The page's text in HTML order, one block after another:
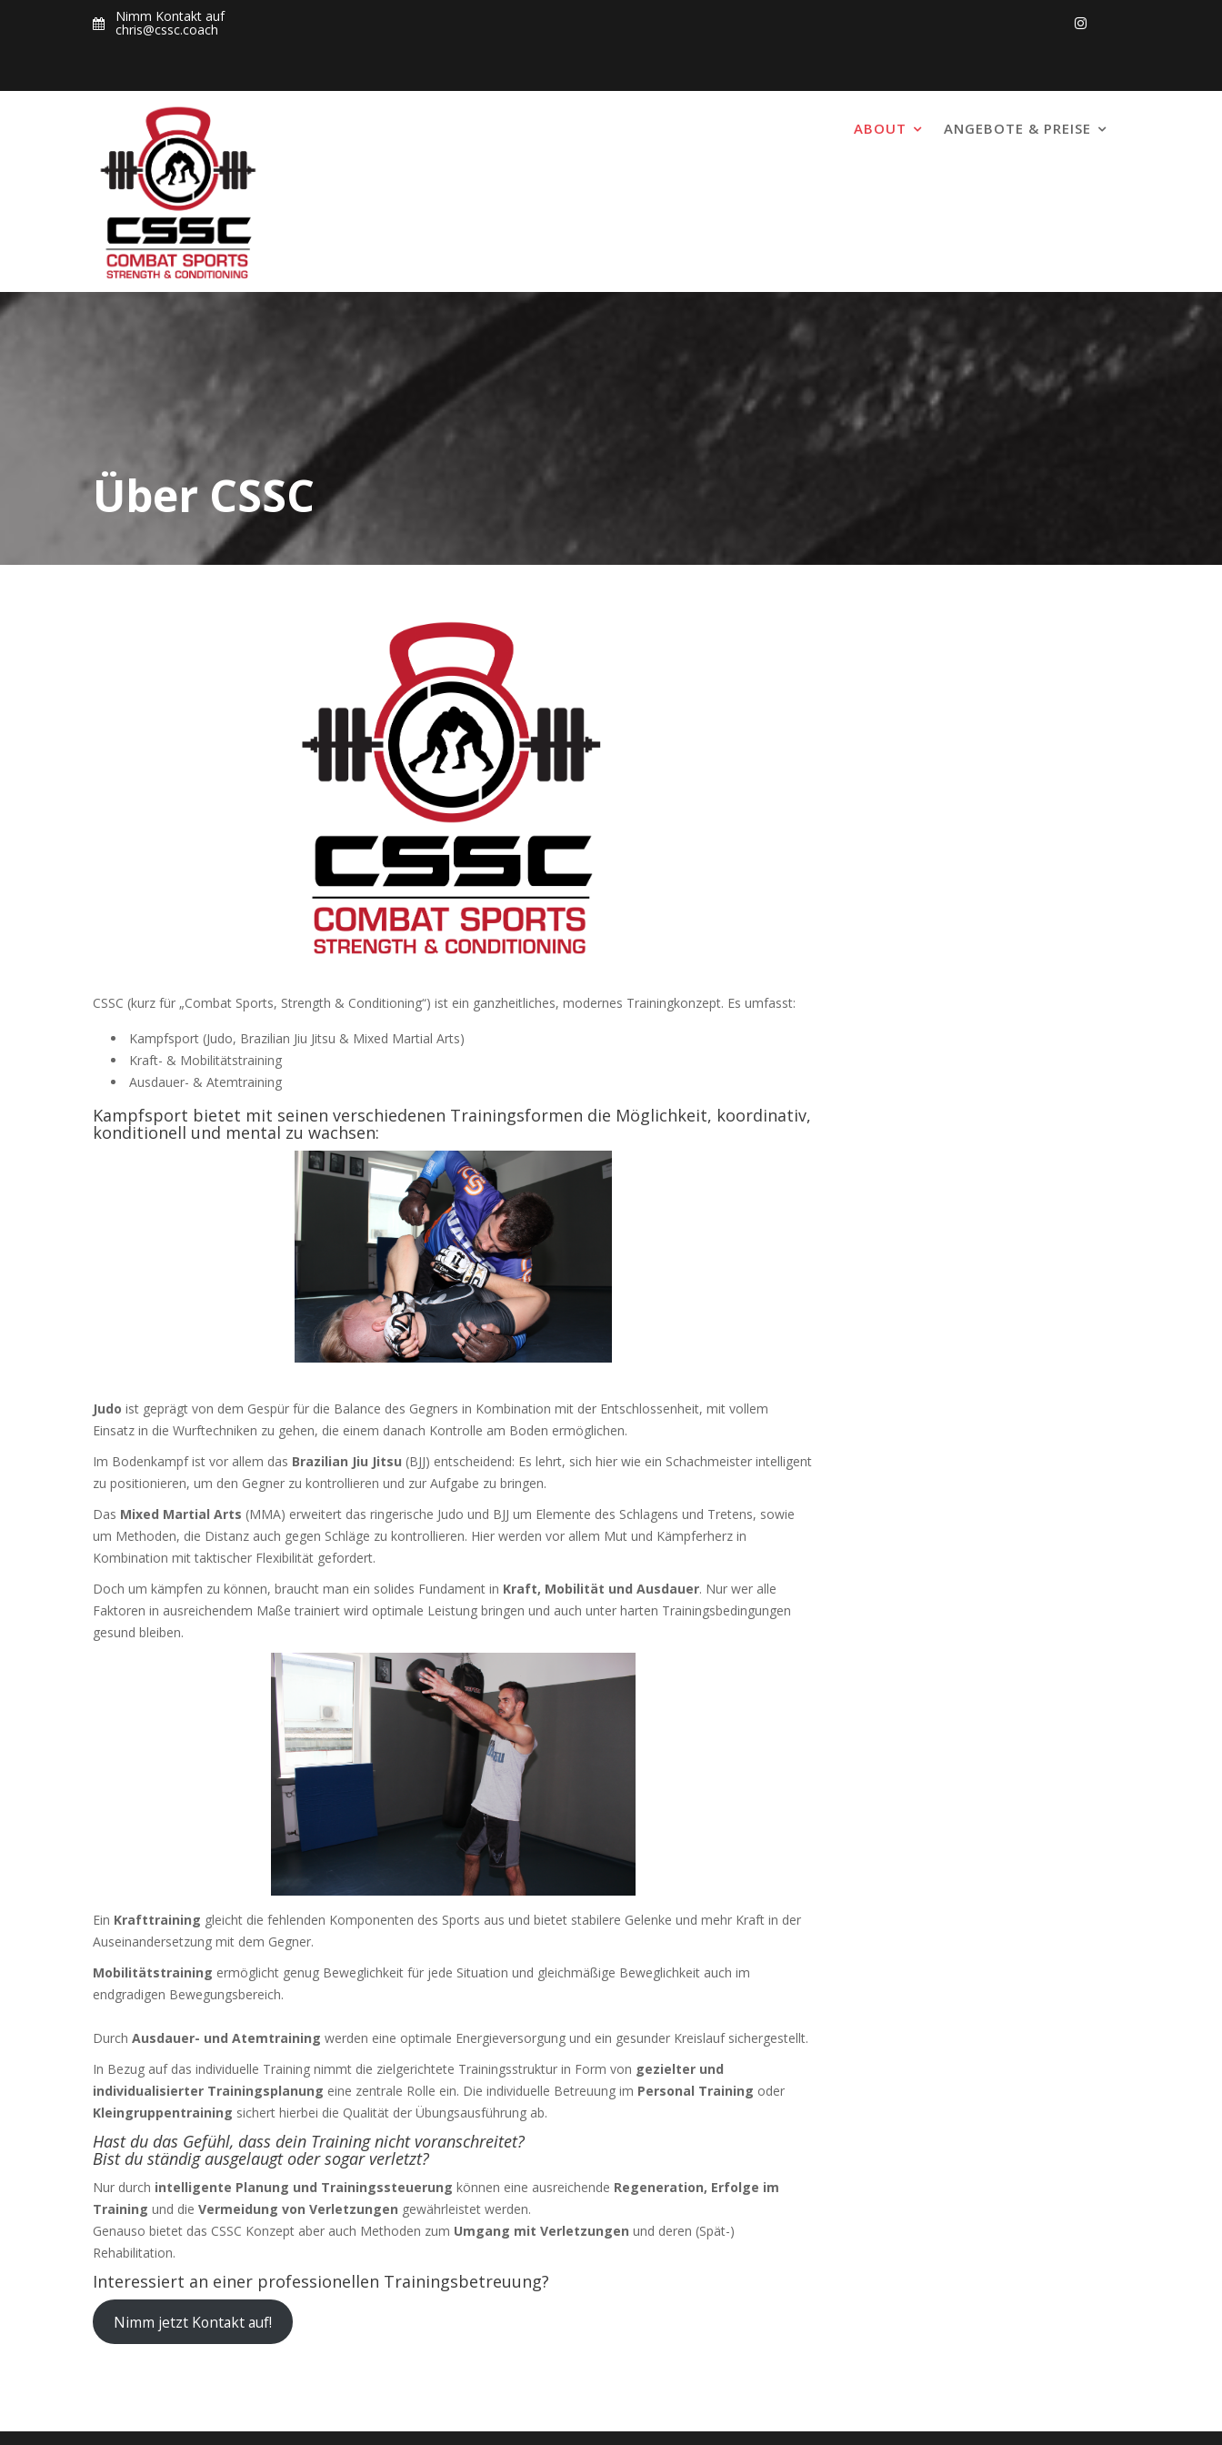
Nimm Kontakt auf
chris@cssc.coach
ABOUT ANGEBOTE & PREISE
Über CSSC
CSSC (kurz für „Combat Sports, Strength & Conditioning“) ist ein ganzheitliches, modernes Trainingkonzept. Es umfasst:
Kampfsport (Judo, Brazilian Jiu Jitsu & Mixed Martial Arts)
Kraft- & Mobilitätstraining
Ausdauer- & Atemtraining
Kampfsport bietet mit seinen verschiedenen Trainingsformen die Möglichkeit, koordinativ,
konditionell und mental zu wachsen:
Judo ist geprägt von dem Gespür für die Balance des Gegners in Kombination mit der Entschlossenheit, mit vollem
Einsatz in die Wurftechniken zu gehen, die einem danach Kontrolle am Boden ermöglichen.
Im Bodenkampf ist vor allem das Brazilian Jiu Jitsu (BJJ) entscheidend: Es lehrt, sich hier wie ein Schachmeister intelligent
zu positionieren, um den Gegner zu kontrollieren und zur Aufgabe zu bringen.
Das Mixed Martial Arts (MMA) erweitert das ringerische Judo und BJJ um Elemente des Schlagens und Tretens, sowie
um Methoden, die Distanz auch gegen Schläge zu kontrollieren. Hier werden vor allem Mut und Kämpferherz in
Kombination mit taktischer Flexibilität gefordert.
Doch um kämpfen zu können, braucht man ein solides Fundament in Kraft, Mobilität und Ausdauer. Nur wer alle
Faktoren in ausreichendem Maße trainiert wird optimale Leistung bringen und auch unter harten Trainingsbedingungen
gesund bleiben.
Ein Krafttraining gleicht die fehlenden Komponenten des Sports aus und bietet stabilere Gelenke und mehr Kraft in der
Auseinandersetzung mit dem Gegner.
Mobilitätstraining ermöglicht genug Beweglichkeit für jede Situation und gleichmäßige Beweglichkeit auch im
endgradigen Bewegungsbereich.
Durch Ausdauer- und Atemtraining werden eine optimale Energieversorgung und ein gesunder Kreislauf sichergestellt.
In Bezug auf das individuelle Training nimmt die zielgerichtete Trainingsstruktur in Form von gezielter und
individualisierter Trainingsplanung eine zentrale Rolle ein. Die individuelle Betreuung im Personal Training oder
Kleingruppentraining sichert hierbei die Qualität der Übungsausführung ab.
Hast du das Gefühl, dass dein Training nicht voranschreitet?
Bist du ständig ausgelaugt oder sogar verletzt?
Nur durch intelligente Planung und Trainingssteuerung können eine ausreichende Regeneration, Erfolge im
Training und die Vermeidung von Verletzungen gewährleistet werden.
Genauso bietet das CSSC Konzept aber auch Methoden zum Umgang mit Verletzungen und deren (Spät-)
Rehabilitation.
Interessiert an einer professionellen Trainingsbetreuung?
Nimm jetzt Kontakt auf!